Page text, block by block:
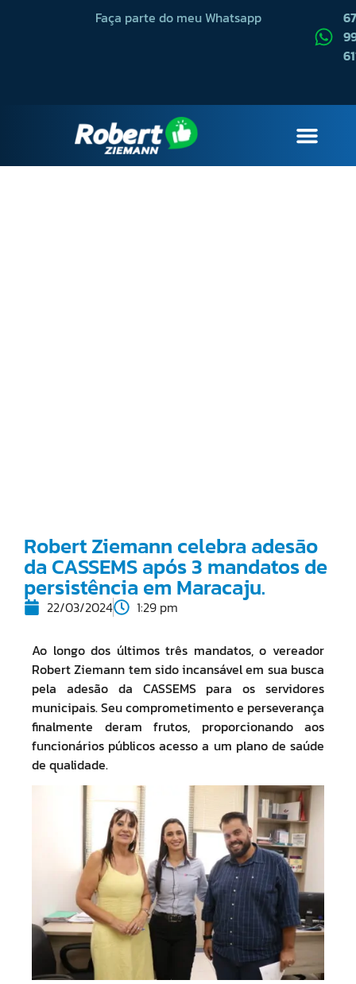
Faça parte do meu Whatsapp
67
Robert Ziemann celebra adesão
da CASSEMS após 3 mandatos de
persistência em Maracaju.
22/03/2024 1:29 pm
Ao longo dos últimos três mandatos, o vereador
Robert Ziemann tem sido incansável em sua busca
pela adesão da CASSEMS para os servidores
municipais. Seu comprometimento e perseverança
finalmente deram frutos, proporcionando aos
funcionários públicos acesso a um plano de saúde
de qualidade.